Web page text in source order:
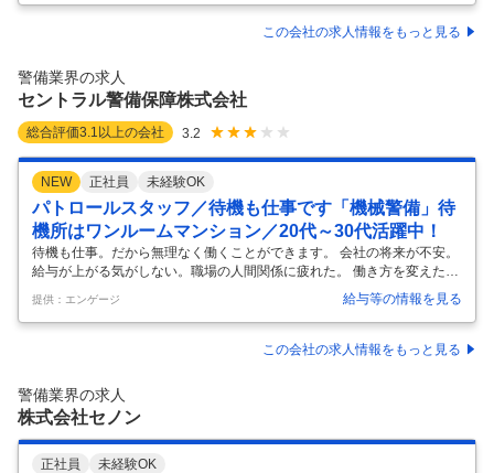
間休日107日 【休暇制度】 慶弔休暇 / 有給休暇 【福利厚生】 通勤手当/
慶弔休暇 / 有給休暇/再雇用 / 昇給 / 退職金/退職金制度あり/通勤手当制度
厚生年金保険あり/労災保険あり/健康保険あり/雇用保険あ
この会社の求人情報をもっと見る
警備業界の求人
セントラル警備保障株式会社
総合評価3.1 以上の会社 3.2
NEW 正社員 未経験OK
パトロールスタッフ／待機も仕事です「機械警備」待
機所はワンルームマンション／20代～30代活躍中！
待機も仕事。だから無理なく働くことができます。 会社の将来が不安。
給与が上がる気がしない。職場の人間関係に疲れた。 働き方を変えたい
けど、安定は手放したくない・・・ そんな悩みが重なってきた方に、ぜ
ひ読んでほしいです。 ■ 拠点＝自分専用の待機部屋 このお仕事の拠点
は、自分専用のワンルームマンション（シャワー・ベッド完備）。 警備
システムが発動したら現場へ向かい、対応が終わればまた部屋に戻るシ
も。基本ひとりで過ごせるので、余計な気疲れなし。ゲーム、映画、読
書、資格勉強……過ごし方は自由。出動時にすぐ対応できれば、それで
OKです。…
提供：エンゲージ 給与等の情報を見る
この会社の求人情報をもっと見る
警備業界の求人
株式会社セノン
正社員 未経験OK